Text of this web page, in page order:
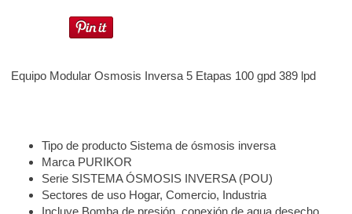
Equipo Modular Osmosis Inversa 5 Etapas 100 gpd 389 lpd
Tipo de producto Sistema de ósmosis inversa
Marca PURIKOR
Serie SISTEMA ÓSMOSIS INVERSA (POU)
Sectores de uso Hogar, Comercio, Industria